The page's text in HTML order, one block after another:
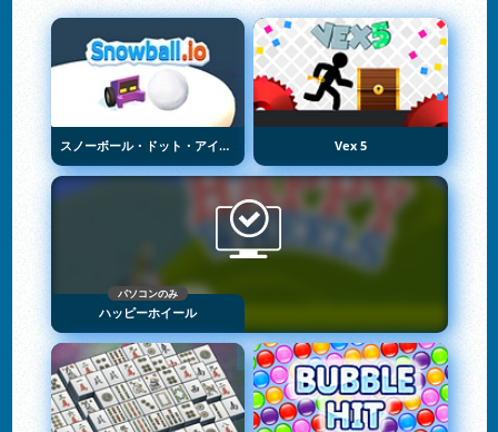
スノーボール・ドット・アイオー Vex 5
パソコンのみ
ハッピーホイール